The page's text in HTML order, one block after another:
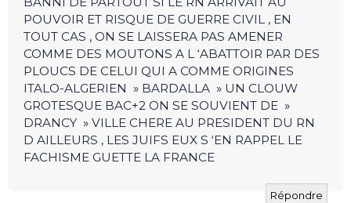
POUVOIR ET RISQUE DE GUERRE CIVIL , EN
TOUT CAS , ON SE LAISSERA PAS AMENER
COMME DES MOUTONS A L ‘ABATTOIR PAR DES
PLOUCS DE CELUI QUI A COMME ORIGINES
ITALO-ALGERIEN » BARDALLA » UN CLOUW
GROTESQUE BAC+2 ON SE SOUVIENT DE »
DRANCY » VILLE CHERE AU PRESIDENT DU RN
D AILLEURS , LES JUIFS EUX S ‘EN RAPPEL LE
FACHISME GUETTE LA FRANCE
Répondre